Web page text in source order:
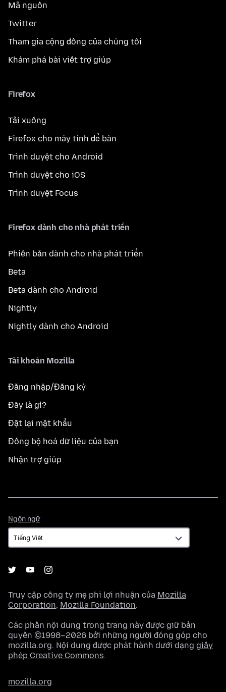
Mã nguồn
Twitter
Tham gia cộng đồng của chúng tôi
Khám phá bài viết trợ giúp
Firefox
Tải xuống
Firefox cho máy tính để bàn
Trình duyệt cho Android
Trình duyệt cho iOS
Trình duyệt Focus
Firefox dành cho nhà phát triển
Phiên bản dành cho nhà phát triển
Beta
Beta dành cho Android
Nightly
Nightly dành cho Android
Tài khoản Mozilla
Đăng nhập/Đăng ký
Đây là gì?
Đặt lại mật khẩu
Đồng bộ hoá dữ liệu của bạn
Nhận trợ giúp
Ngôn ngữ
ngữ
Truy cập công ty mẹ phi lợi nhuận của Mozilla
Corporation, Mozilla Foundation.
Các phần nội dung trong trang này được giữ bản
quyền ©1998–2026 bởi những người đóng góp cho
mozilla.org. Nội dung được phát hành dưới dạng giấy
phép Creative Commons.
mozilla.org